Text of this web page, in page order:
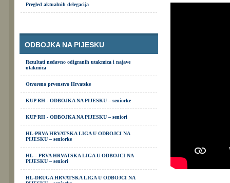
Pregled aktualnih delegacija
ODBOJKA NA PIJESKU
Rezultati nedavno odigranih utakmica i najave
utakmica
Otvoreno prvenstvo Hrvatske
KUP RH - ODBOJKA NA PIJESKU – seniorke
KUP RH - ODBOJKA NA PIJESKU – seniori
HL-PRVA HRVATSKA LIGA U ODBOJCI NA
PIJESKU – seniorke
HL – PRVA HRVATSKA LIGA U ODBOJCI NA
PIJESKU – seniori
HL-DRUGA HRVATSKA LIGA U ODBOJCI NA